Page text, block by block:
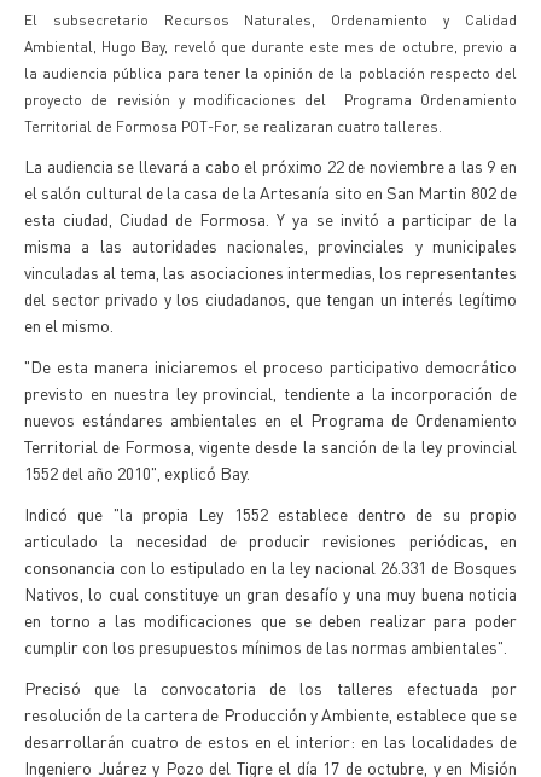
El subsecretario Recursos Naturales, Ordenamiento y Calidad
Ambiental, Hugo Bay, reveló que durante este mes de octubre, previo a
la audiencia pública para tener la opinión de la población respecto del
proyecto de revisión y modificaciones del Programa Ordenamiento
Territorial de Formosa POT-For, se realizaran cuatro talleres.
La audiencia se llevará a cabo el próximo 22 de noviembre a las 9 en
el salón cultural de la casa de la Artesanía sito en San Martin 802 de
esta ciudad, Ciudad de Formosa. Y ya se invitó a participar de la
misma a las autoridades nacionales, provinciales y municipales
vinculadas al tema, las asociaciones intermedias, los representantes
del sector privado y los ciudadanos, que tengan un interés legítimo
en el mismo.
"De esta manera iniciaremos el proceso participativo democrático
previsto en nuestra ley provincial, tendiente a la incorporación de
nuevos estándares ambientales en el Programa de Ordenamiento
Territorial de Formosa, vigente desde la sanción de la ley provincial
1552 del año 2010", explicó Bay.
Indicó que "la propia Ley 1552 establece dentro de su propio
articulado la necesidad de producir revisiones periódicas, en
consonancia con lo estipulado en la ley nacional 26.331 de Bosques
Nativos, lo cual constituye un gran desafío y una muy buena noticia
en torno a las modificaciones que se deben realizar para poder
cumplir con los presupuestos mínimos de las normas ambientales".
Precisó que la convocatoria de los talleres efectuada por
resolución de la cartera de Producción y Ambiente, establece que se
desarrollarán cuatro de estos en el interior: en las localidades de
Ingeniero Juárez y Pozo del Tigre el día 17 de octubre, y en Misión